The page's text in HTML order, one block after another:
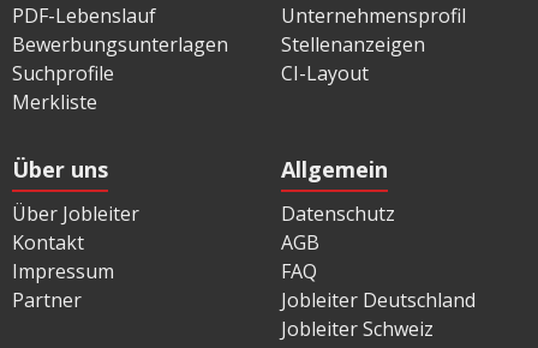
PDF-Lebenslauf
Bewerbungsunterlagen
Suchprofile
Merkliste
Unternehmensprofil
Stellenanzeigen
CI-Layout
Über uns
Über Jobleiter
Kontakt
Impressum
Partner
Allgemein
Datenschutz
AGB
FAQ
Jobleiter Deutschland
Jobleiter Schweiz